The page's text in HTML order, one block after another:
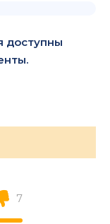
доступны
7